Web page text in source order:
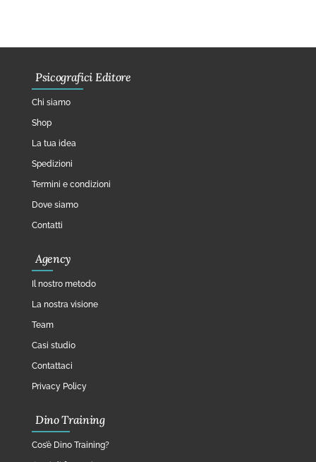
Psicografici Editore
Chi siamo
Shop
La tua idea
Spedizioni
Termini e condizioni
Dove siamo
Contatti
Agency
Il nostro metodo
La nostra visione
Team
Casi studio
Contattaci
Privacy Policy
Dino Training
Cos’è Dino Training?